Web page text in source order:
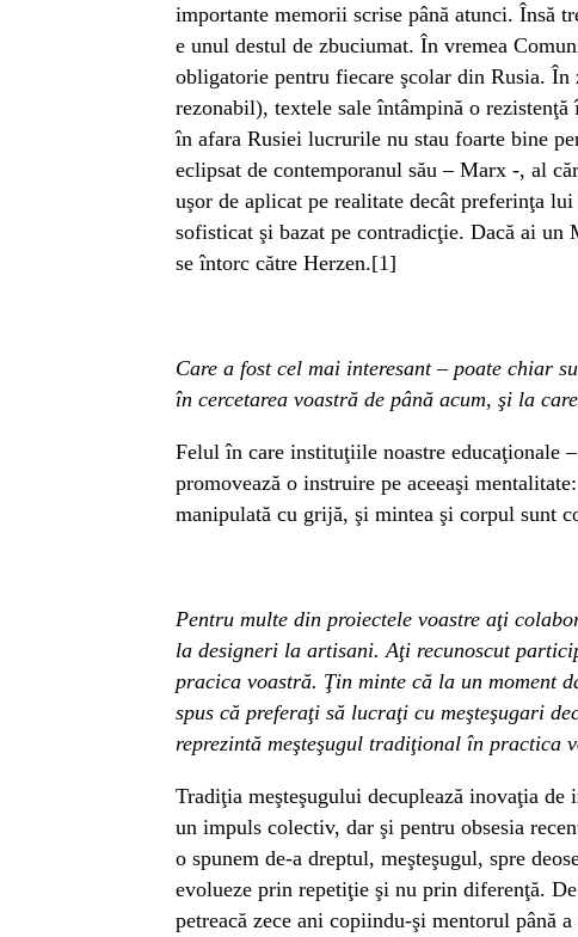
importante memorii scrise până atunci. Însă
e unul destul de zbuciumat. În vremea
obligatorie pentru fiecare şcolar din Rusia.
rezonabil), textele sale întâmpină o
în afara Rusiei lucrurile nu stau foarte bine
eclipsat de contemporanul său – Marx -, al
uşor de aplicat pe realitate decât preferinţa
sofisticat şi bazat pe contradicţie. Dacă ai
se întorc către Herzen.[1]
Care a fost cel mai interesant – poate chiar
în cercetarea voastră de până acum, şi la
Felul în care instituţiile noastre educaţionale
promovează o instruire pe aceeaşi
manipulată cu grijă, şi mintea şi corpul sunt
Pentru multe din proiectele voastre aţi
la designeri la artisani. Aţi recunoscut
pracica voastră. Ţin minte că la un moment
spus că preferaţi să lucraţi cu meşteşugari
reprezintă meşteşugul tradiţional în practica
Tradiţia meşteşugului decuplează inovaţia
un impuls colectiv, dar şi pentru obsesia
o spunem de-a dreptul, meşteşugul, spre
evolueze prin repetiţie şi nu prin diferenţă.
petreacă zece ani copiindu-şi mentorul până